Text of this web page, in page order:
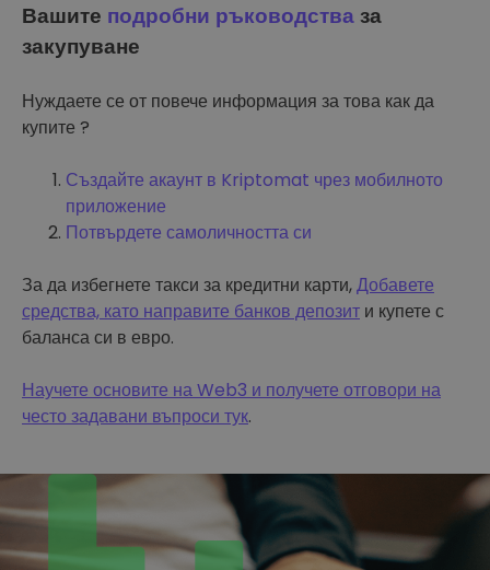
Вашите подробни ръководстваза
закупуване
Нуждаете се от повече информация за това как да
купите ?
Създайте акаунт в Kriptomat чрез мобилното
приложение
Потвърдете самоличността си
За да избегнете такси за кредитни карти,Добавете
средства, като направите банков депозит и купете с
баланса си в евро.
Научете основите на Web3 и получете отговори на
често задавани въпроси тук.